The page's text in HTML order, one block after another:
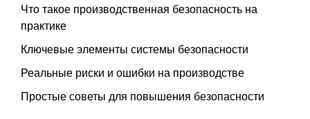
Что такое производственная безопасность на
практике
Ключевые элементы системы безопасности
Реальные риски и ошибки на производстве
Простые советы для повышения безопасности